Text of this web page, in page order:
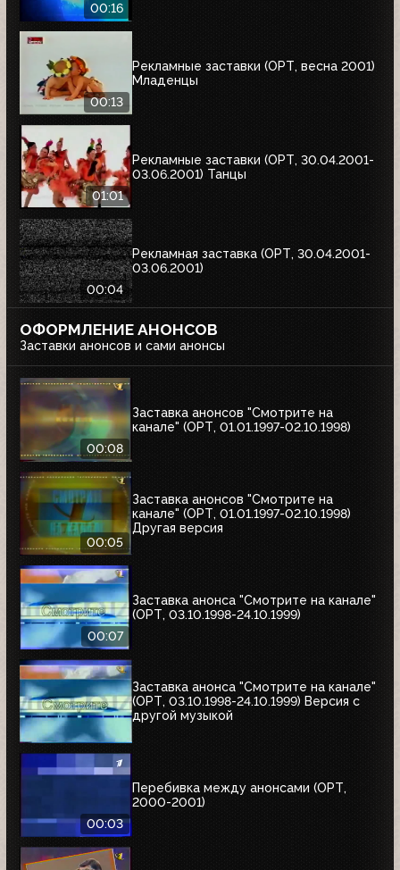
00:16
00:13
Рекламные заставки (ОРТ, весна 2001)
Младенцы
01:01
Рекламные заставки (ОРТ, 30.04.2001-
03.06.2001) Танцы
00:04
Рекламная заставка (ОРТ, 30.04.2001-
03.06.2001)
ОФОРМЛЕНИЕ АНОНСОВ
Заставки анонсов и сами анонсы
00:08
Заставка анонсов "Смотрите на
канале" (ОРТ, 01.01.1997-02.10.1998)
00:05
Заставка анонсов "Смотрите на
канале" (ОРТ, 01.01.1997-02.10.1998)
Другая версия
00:07
Заставка анонса "Смотрите на канале"
(ОРТ, 03.10.1998-24.10.1999)
Заставка анонса "Смотрите на канале"
(ОРТ, 03.10.1998-24.10.1999) Версия с
другой музыкой
00:03
Перебивка между анонсами (ОРТ,
2000-2001)